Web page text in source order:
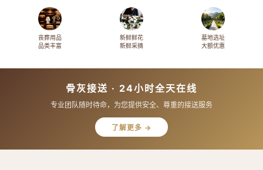
丧葬用品
品类丰富
新鲜鲜花
新鲜采摘
墓地选址
大额优惠
骨灰接送 · 24小时全天在线
专业团队随时待命，为您提供安全、尊重的接送服务
了解更多 →